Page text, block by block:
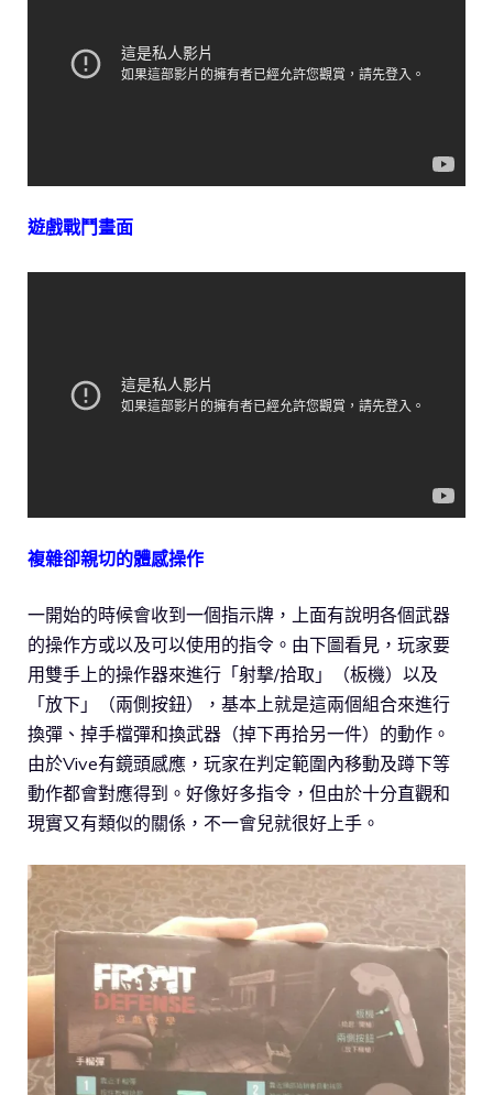
遊戲戰鬥畫面
複雜卻親切的體感操作
一開始的時候會收到一個指示牌，上面有說明各個武器
的操作方或以及可以使用的指令。由下圖看見，玩家要
用雙手上的操作器來進行「射撃/拾取」（板機）以及
「放下」（兩側按鈕），基本上就是這兩個組合來進行
換彈、掉手檔彈和換武器（掉下再拾另一件）的動作。
由於Vive有鏡頭感應，玩家在判定範圍內移動及蹲下等
動作都會對應得到。好像好多指令，但由於十分直觀和
現實又有類似的關係，不一會兒就很好上手。